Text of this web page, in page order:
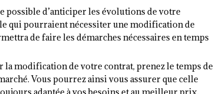
possible d’anticiper les évolutions de votre
qui pourraient nécessiter une modification de
de faire les démarches nécessaires en temps
la modification de votre contrat, prenez le temps de
Vous pourrez ainsi vous assurer que celle